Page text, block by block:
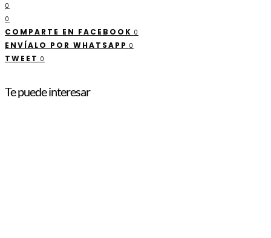
0
0
COMPARTE EN FACEBOOK 0
ENVÍALO POR WHATSAPP 0
TWEET 0
Te puede interesar